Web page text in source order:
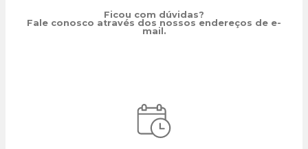
Ficou com dúvidas?
Fale conosco através dos nossos endereços de e-
mail.